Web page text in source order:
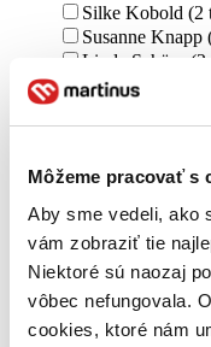
Môžeme pracovať s
Aby sme vedeli, ako
vám zobraziť tie
Niektoré sú naozaj
vôbec nefungovala.
cookies, ktoré nám
Silke Kobold (2
Susanne Knapp
Linde Schüro
Irene Kubern (2
Ďalšie možnosti
Vydavateľstvo
Anagram (116
Grada (88
Vinciana (46
Talentum (29
Ústredie
ľudovej umeleckej